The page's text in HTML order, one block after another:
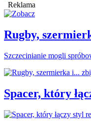
Reklama
Rugby,
Szczecinianie mogli
Spacer, który